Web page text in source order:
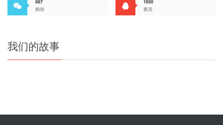
897
粉丝
1650
群员
我们的故事